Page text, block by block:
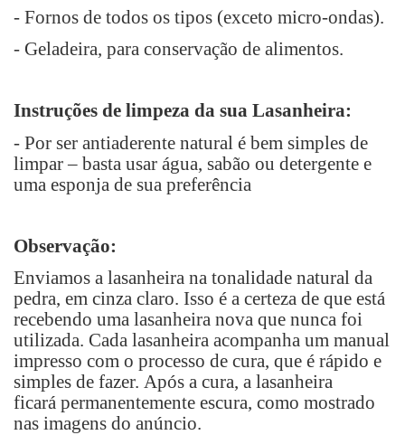
- Fornos de todos os tipos (exceto micro-ondas).
- Geladeira, para conservação de alimentos.
Instruções de limpeza da sua Lasanheira:
- Por ser antiaderente natural é bem simples de
limpar– basta usar água, sabão ou detergente e
uma esponja de sua preferência
Observação:
Enviamos a lasanheira na tonalidade natural da
pedra, em cinza claro. Isso é a certeza de que está
recebendo uma lasanheira nova que nunca foi
utilizada. Cada lasanheira acompanha um manual
impresso com o processo de cura, que é rápido e
simples de fazer. Após a cura, a lasanheira
ficará permanentemente escura, como mostrado
nas imagens do anúncio.